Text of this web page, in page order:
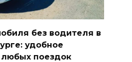
без водителя в
удобное
поездок